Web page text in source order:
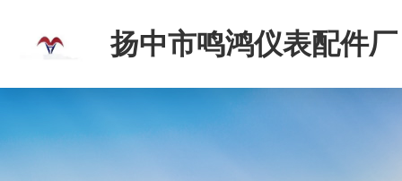
扬中市鸣鸿仪表配件厂